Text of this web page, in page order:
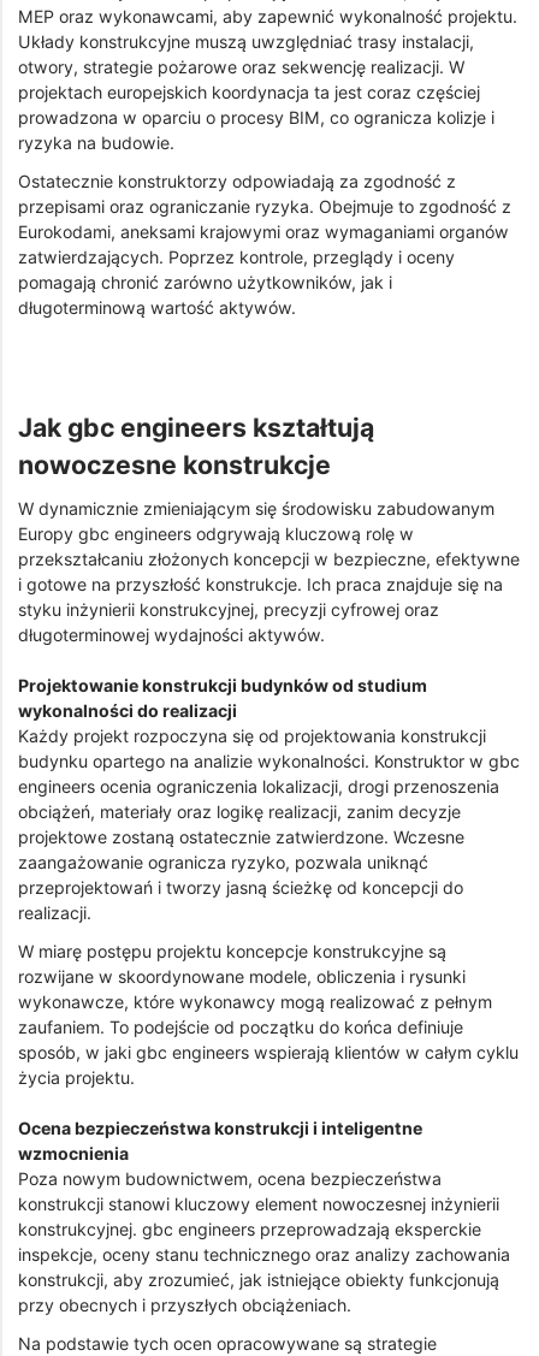
MEP oraz wykonawcami, aby zapewnić wykonalność projektu.
Układy konstrukcyjne muszą uwzględniać trasy instalacji,
otwory, strategie pożarowe oraz sekwencję realizacji. W
projektach europejskich koordynacja ta jest coraz częściej
prowadzona w oparciu o procesy BIM, co ogranicza kolizje i
ryzyka na budowie.
Ostatecznie konstruktorzy odpowiadają za zgodność z
przepisami oraz ograniczanie ryzyka. Obejmuje to zgodność z
Eurokodami, aneksami krajowymi oraz wymaganiami organów
zatwierdzających. Poprzez kontrole, przeglądy i oceny
pomagają chronić zarówno użytkowników, jak i
długoterminową wartość aktywów.
Jak gbc engineers kształtują
nowoczesne konstrukcje
W dynamicznie zmieniającym się środowisku zabudowanym
Europy gbc engineers odgrywają kluczową rolę w
przekształcaniu złożonych koncepcji w bezpieczne, efektywne
i gotowe na przyszłość konstrukcje. Ich praca znajduje się na
styku inżynierii konstrukcyjnej, precyzji cyfrowej oraz
długoterminowej wydajności aktywów.
Projektowanie konstrukcji budynków od studium
wykonalności do realizacji
Każdy projekt rozpoczyna się od projektowania konstrukcji
budynku opartego na analizie wykonalności. Konstruktor w gbc
engineers ocenia ograniczenia lokalizacji, drogi przenoszenia
obciążeń, materiały oraz logikę realizacji, zanim decyzje
projektowe zostaną ostatecznie zatwierdzone. Wczesne
zaangażowanie ogranicza ryzyko, pozwala uniknąć
przeprojektowań i tworzy jasną ścieżkę od koncepcji do
realizacji.
W miarę postępu projektu koncepcje konstrukcyjne są
rozwijane w skoordynowane modele, obliczenia i rysunki
wykonawcze, które wykonawcy mogą realizować z pełnym
zaufaniem. To podejście od początku do końca definiuje
sposób, w jaki gbc engineers wspierają klientów w całym cyklu
życia projektu.
Ocena bezpieczeństwa konstrukcji i inteligentne
wzmocnienia
Poza nowym budownictwem, ocena bezpieczeństwa
konstrukcji stanowi kluczowy element nowoczesnej inżynierii
konstrukcyjnej. gbc engineers przeprowadzają eksperckie
inspekcje, oceny stanu technicznego oraz analizy zachowania
konstrukcji, aby zrozumieć, jak istniejące obiekty funkcjonują
przy obecnych i przyszłych obciążeniach.
Na podstawie tych ocen opracowywane są strategie